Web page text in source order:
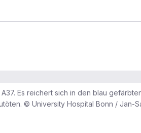
Es reichert sich in den blau
© University Hospital Bonn / Jan-